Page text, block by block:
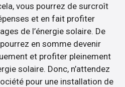
vous pourrez de surcroît
et en fait profiter
de l’énergie solaire. De
en somme devenir
et profiter pleinement
solaire. Donc, n’attendez
pour une installation de